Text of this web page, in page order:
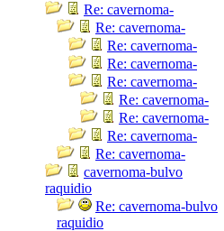
Re: cavernoma-
Re: cavernoma-
Re: cavernoma-
Re: cavernoma-
Re: cavernoma-
Re: cavernoma-
Re: cavernoma-
Re: cavernoma-
Re: cavernoma-
cavernoma-bulvo
raquidio
Re: cavernoma-bulvo
raquidio